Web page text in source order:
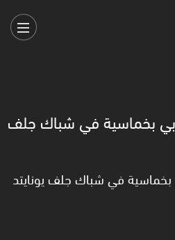
بخماسية في شباك جلف
بخماسية في شباك جلف يونايتد